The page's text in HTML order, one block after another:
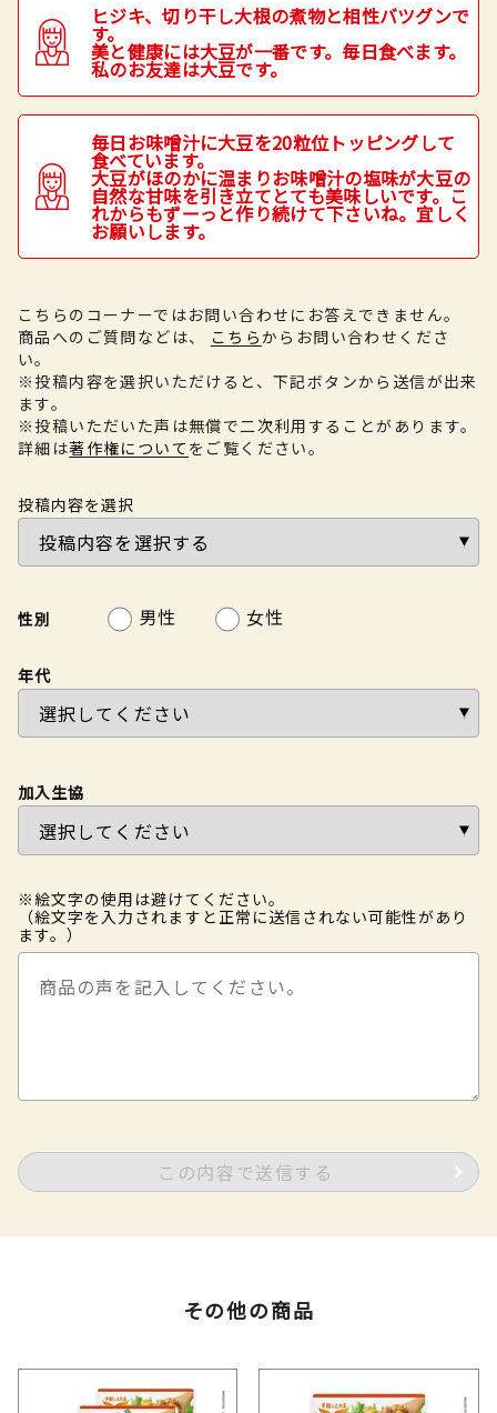
ヒジキ、切り干し大根の煮物と相性バツグンで
す。
美と健康には大豆が一番です。毎日食べます。
私のお友達は大豆です。
毎日お味噌汁に大豆を20粒位トッピングして
食べています。
大豆がほのかに温まりお味噌汁の塩味が大豆の
自然な甘味を引き立てとても美味しいです。こ
れからもずーっと作り続けて下さいね。宜しく
お願いします。
こちらのコーナーではお問い合わせにお答えできません。
商品へのご質問などは、
こちらからお問い合わせくださ
い。
※投稿内容を選択いただけると、下記ボタンから送信が出来
ます。
※投稿いただいた声は無償で二次利用することがあります。
詳細は著作権について をご覧ください。
投稿内容を選択
性別 男性 女性
年代
加入生協
※絵文字の使用は避けてください。
（絵文字を入力されますと正常に送信されない可能性があり
ます。）
この内容で送信する
その他の商品